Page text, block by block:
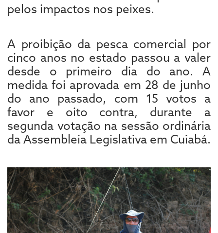
pelos impactos nos peixes.
A proibição da pesca comercial por
cinco anos no estado passou a valer
desde o primeiro dia do ano. A
medida foi aprovada em 28 de junho
do ano passado, com 15 votos a
favor e oito contra, durante a
segunda votação na sessão ordinária
da Assembleia Legislativa em Cuiabá.